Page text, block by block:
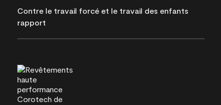
Contre le travail forcé et le travail des enfants
rapport